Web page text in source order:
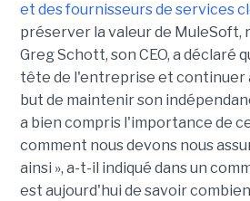
et des fournisseurs de services
préserver la valeur de MuleSoft,
Greg Schott, son CEO, a déclaré
tête de l'entreprise et continuer
but de maintenir son
a bien compris l'importance de
comment nous devons nous
ainsi », a-t-il indiqué dans un
est aujourd'hui de savoir